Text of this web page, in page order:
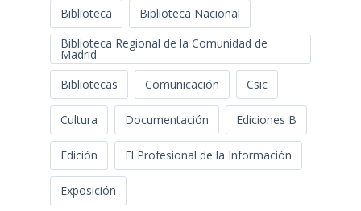
Biblioteca
Biblioteca Nacional
Biblioteca Regional de la Comunidad de
Madrid
Bibliotecas
Comunicación Csic
Cultura Documentación Ediciones B
Edición El Profesional de la Información
Exposición